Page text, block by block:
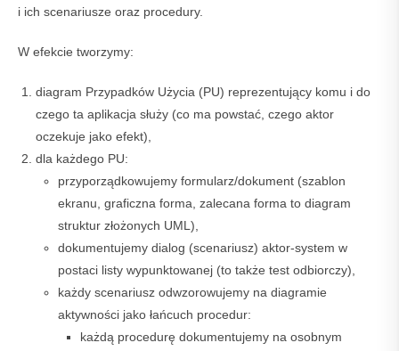
i ich scenariusze oraz procedury.
W efekcie tworzymy:
diagram Przypadków Użycia (PU) reprezentujący komu i do
czego ta aplikacja służy (co ma powstać, czego aktor
oczekuje jako efekt),
dla każdego PU:
przyporządkowujemy formularz/dokument (szablon
ekranu, graficzna forma, zalecana forma to diagram
struktur złożonych UML),
dokumentujemy dialog (scenariusz) aktor-system w
postaci listy wypunktowanej (to także test odbiorczy),
każdy scenariusz odwzorowujemy na diagramie
aktywności jako łańcuch procedur:
każdą procedurę dokumentujemy na osobnym